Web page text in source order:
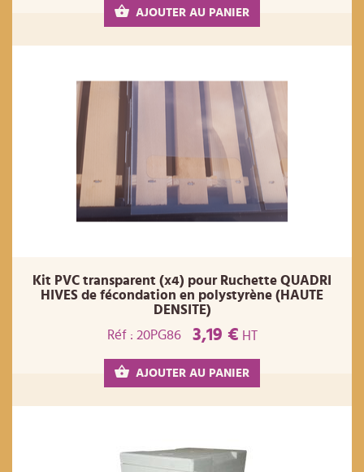
AJOUTER AU PANIER
Kit PVC transparent (x4) pour Ruchette QUADRI
HIVES de fécondation en polystyrène (HAUTE
DENSITE)
Réf : 20PG86
3,19 € HT
AJOUTER AU PANIER